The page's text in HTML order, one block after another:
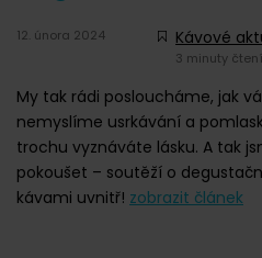
12. února 2024 Kávové
3 minuty čtení
My tak rádi posloucháme, jak
nemyslíme usrkávání a
trochu vyznáváte lásku. A tak
pokoušet – soutěží o
kávami uvnitř! zobrazit článek